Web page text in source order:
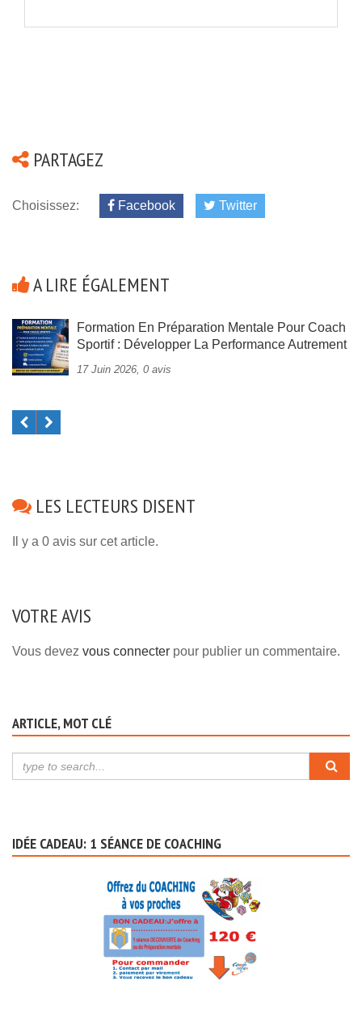
PARTAGEZ
Choisissez: Facebook Twitter
A LIRE ÉGALEMENT
Formation En Préparation Mentale Pour Coach
Sportif : Développer La Performance Autrement
17 Juin 2026, 0 avis
LES LECTEURS DISENT
Il y a 0 avis sur cet article.
VOTRE AVIS
Vous devez vous connecter pour publier un commentaire.
ARTICLE, MOT CLÉ
IDÉE CADEAU: 1 SÉANCE DE COACHING